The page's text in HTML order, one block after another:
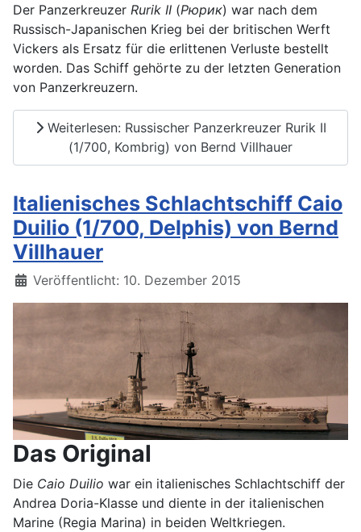
Der Panzerkreuzer Rurik II (Рюрик) war nach dem
Russisch-Japanischen Krieg bei der britischen Werft
Vickers als Ersatz für die erlittenen Verluste bestellt
worden. Das Schiff gehörte zu der letzten Generation
von Panzerkreuzern.
Weiterlesen: Russischer Panzerkreuzer Rurik II
(1/700, Kombrig) von Bernd Villhauer
Italienisches Schlachtschiff Caio
Duilio (1/700, Delphis) von Bernd
Villhauer
Details
Veröffentlicht: 10. Dezember 2015
Das Original
Die Caio Duilio war ein italienisches Schlachtschiff der
Andrea Doria-Klasse und diente in der italienischen
Marine (Regia Marina) in beiden Weltkriegen.